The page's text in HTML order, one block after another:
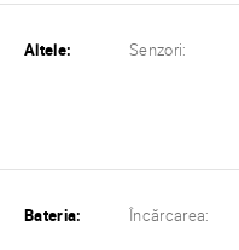
Altele: Senzori:
Bateria: Încărcarea: